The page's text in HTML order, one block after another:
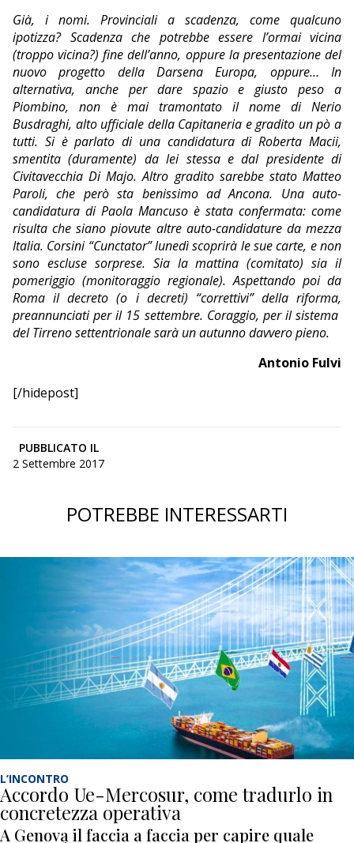
Già, i nomi. Provinciali a scadenza, come qualcuno
ipotizza? Scadenza che potrebbe essere l’ormai vicina
(troppo vicina?) fine dell’anno, oppure la presentazione del
nuovo progetto della Darsena Europa, oppure… In
alternativa, anche per dare spazio e giusto peso a
Piombino, non è mai tramontato il nome di Nerio
Busdraghi, alto ufficiale della Capitaneria e gradito un pò a
tutti. Si è parlato di una candidatura di Roberta Macii,
smentita (duramente) da lei stessa e dal presidente di
Civitavecchia Di Majo. Altro gradito sarebbe stato Matteo
Paroli, che però sta benissimo ad Ancona. Una auto-
candidatura di Paola Mancuso è stata confermata: come
risulta che siano piovute altre auto-candidature da mezza
Italia. Corsini “Cunctator” lunedì scoprirà le sue carte, e non
sono escluse sorprese. Sia la mattina (comitato) sia il
pomeriggio (monitoraggio regionale). Aspettando poi da
Roma il decreto (o i decreti) “correttivi” della riforma,
preannunciati per il 15 settembre. Coraggio, per il sistema
del Tirreno settentrionale sarà un autunno davvero pieno.
Antonio Fulvi
[/hidepost]
PUBBLICATO IL
2 Settembre 2017
POTREBBE INTERESSARTI
L’INCONTRO
Accordo Ue-Mercosur, come tradurlo in
concretezza operativa
A Genova il faccia a faccia per capire quale